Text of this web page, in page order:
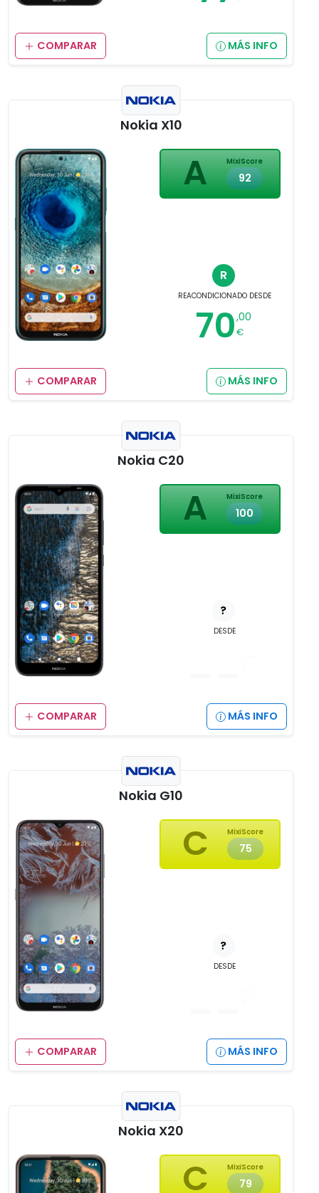
COMPARAR MÁS INFO
Nokia X10
A MixiScore
92
R
REACONDICIONADO DESDE
70,00
€
COMPARAR MÁS INFO
Nokia C20
A MixiScore
100
?
DESDE
COMPARAR MÁS INFO
Nokia G10
C MixiScore
75
?
DESDE
COMPARAR MÁS INFO
Nokia X20
C MixiScore
79